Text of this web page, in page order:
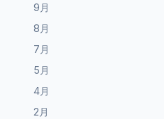
9月
8月
7月
5月
4月
2月